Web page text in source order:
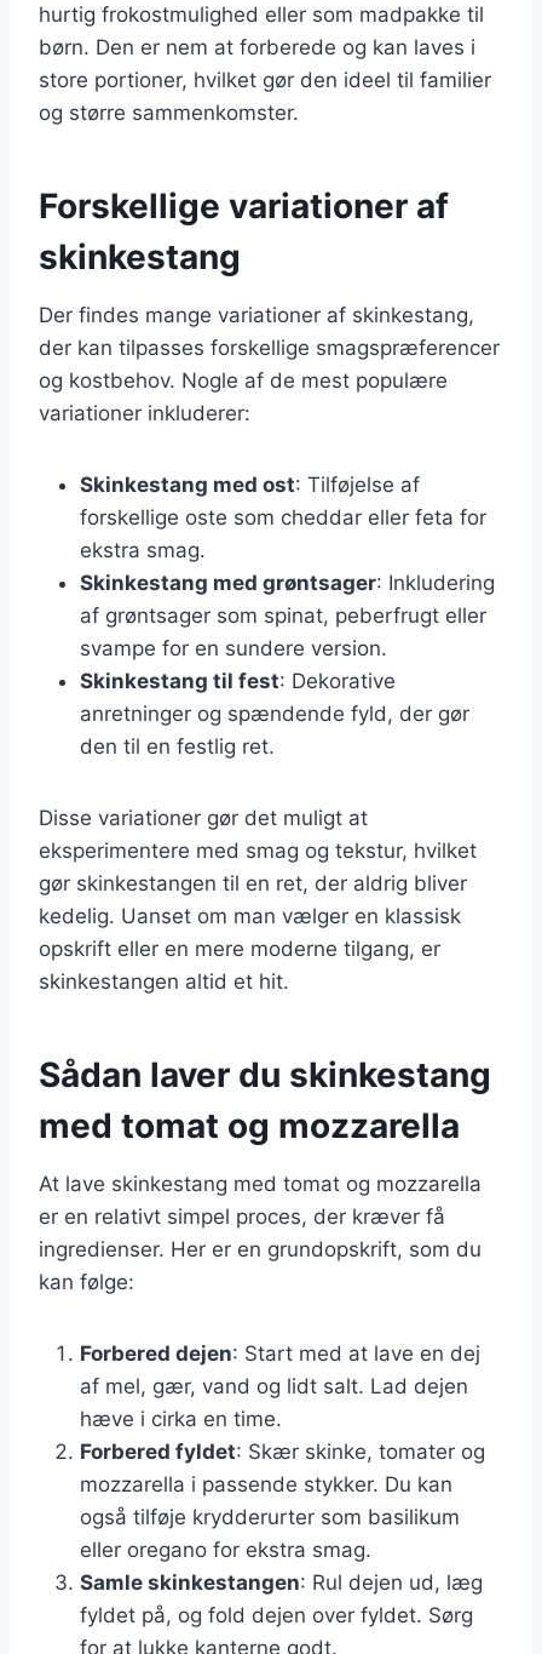
hurtig frokostmulighed eller som madpakke til
børn. Den er nem at forberede og kan laves i
store portioner, hvilket gør den ideel til familier
og større sammenkomster.
Forskellige variationer af
skinkestang
Der findes mange variationer af skinkestang,
der kan tilpasses forskellige smagspræferencer
og kostbehov. Nogle af de mest populære
variationer inkluderer:
Skinkestang med ost: Tilføjelse af
forskellige oste som cheddar eller feta for
ekstra smag.
Skinkestang med grøntsager: Inkludering
af grøntsager som spinat, peberfrugt eller
svampe for en sundere version.
Skinkestang til fest: Dekorative
anretninger og spændende fyld, der gør
den til en festlig ret.
Disse variationer gør det muligt at
eksperimentere med smag og tekstur, hvilket
gør skinkestangen til en ret, der aldrig bliver
kedelig. Uanset om man vælger en klassisk
opskrift eller en mere moderne tilgang, er
skinkestangen altid et hit.
Sådan laver du skinkestang
med tomat og mozzarella
At lave skinkestang med tomat og mozzarella
er en relativt simpel proces, der kræver få
ingredienser. Her er en grundopskrift, som du
kan følge:
Forbered dejen: Start med at lave en dej
af mel, gær, vand og lidt salt. Lad dejen
hæve i cirka en time.
Forbered fyldet: Skær skinke, tomater og
mozzarella i passende stykker. Du kan
også tilføje krydderurter som basilikum
eller oregano for ekstra smag.
Samle skinkestangen: Rul dejen ud, læg
fyldet på, og fold dejen over fyldet. Sørg
for at lukke kanterne godt.